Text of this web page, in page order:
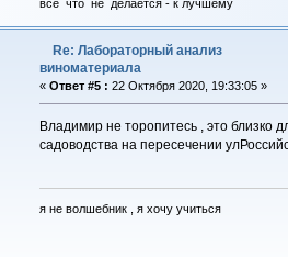
все что не делается - к лучшему
Re: Лабораторный анализ
виноматериала
« Ответ #5 : 22 Октября 2020, 19:33:05 »
Владимир не торопитесь , это близко
садоводства на пересечении
я не волшебник , я хочу учиться